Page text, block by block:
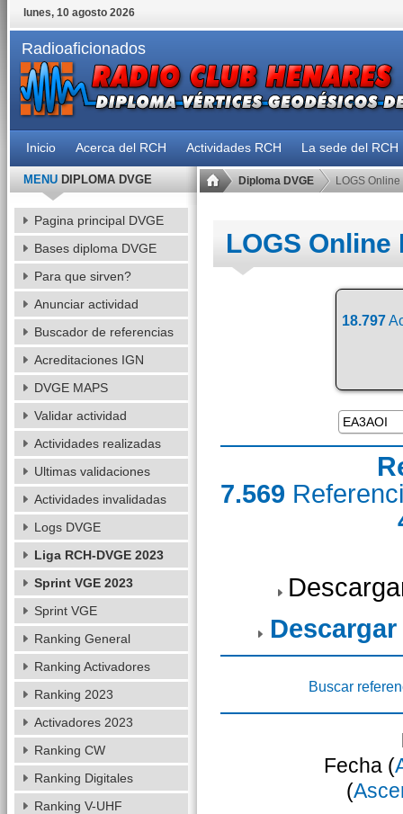
lunes, 10 agosto 2026
Radioaficionados
Inicio Acerca del RCH Actividades RCH La sede del RCH
Diploma DVGE LOGS Online
LOGS Online
18.797
7.569
Buscar
Fecha (
(
MENUDIPLOMA DVGE
Pagina principal DVGE
Bases diploma DVGE
Para que sirven?
Anunciar actividad
Buscador de referencias
Acreditaciones IGN
DVGE MAPS
Validar actividad
Actividades realizadas
Ultimas validaciones
Actividades invalidadas
Logs DVGE
Liga RCH-DVGE 2023
Sprint VGE 2023
Sprint VGE
Ranking General
Ranking Activadores
Ranking 2023
Activadores 2023
Ranking CW
Ranking Digitales
Ranking V-UHF